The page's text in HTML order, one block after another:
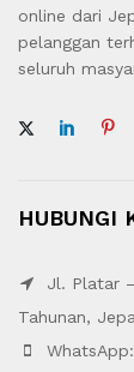
online dari
pelanggan
seluruh
HUBUNGI
Jl. Platar
Tahunan,